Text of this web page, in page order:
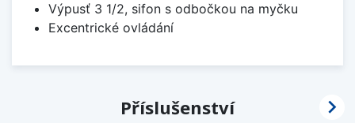
Výpusť 3 1/2, sifon s odbočkou na myčku
Excentrické ovládání
Příslušenství 